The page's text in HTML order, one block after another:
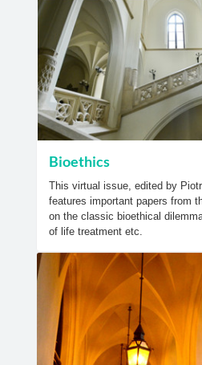
Bioethics
This virtual issue, edited by
features important papers from
on the classic bioethical
of life treatment etc.